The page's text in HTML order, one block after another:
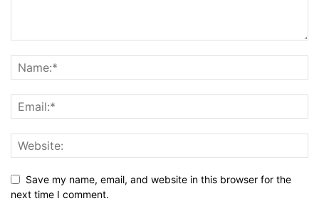
Save my name, email, and website in this browser for the
next time I comment.